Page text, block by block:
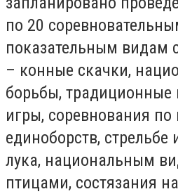
по 20
показательным видам
– конные скачки,
борьбы, традиционные
игры, соревнования
единоборств, стрельбе
лука, национальным
птицами, состязания